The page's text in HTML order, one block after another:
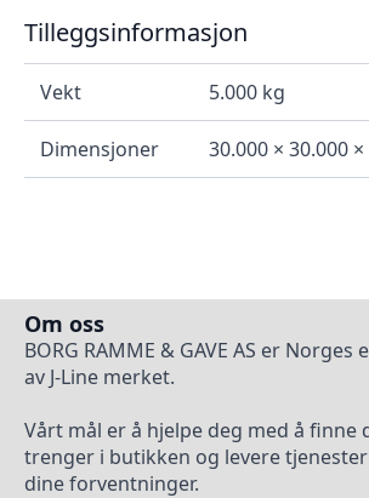
Tilleggsinformasjon
Vekt 5.000 kg
Dimensjoner 30.000 × 30.000
Om oss
BORG RAMME & GAVE AS er
av J-Line merket.
Vårt mål er å hjelpe deg med å finne
trenger i butikken og levere
dine forventninger.